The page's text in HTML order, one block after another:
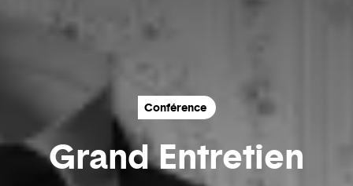
Conférence
Grand Entretien